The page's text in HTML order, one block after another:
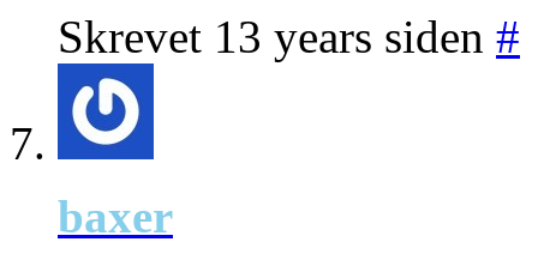
Skrevet 13 years siden #
baxer